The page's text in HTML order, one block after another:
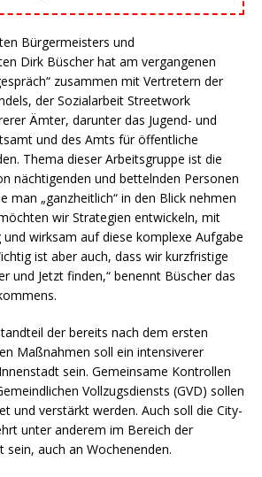
Bürgermeisters und
Dirk Büscher hat am vergangenen
zusammen mit Vertretern der
der Sozialarbeit Streetwork
Ämter, darunter das Jugend- und
und des Amts für öffentliche
Thema dieser Arbeitsgruppe ist die
nächtigenden und bettelnden Personen
man „ganzheitlich“ in den Blick nehmen
wir Strategien entwickeln, mit
wirksam auf diese komplexe Aufgabe
ist aber auch, dass wir kurzfristige
und Jetzt finden,“ benennt Büscher das
der bereits nach dem ersten
Maßnahmen soll ein intensiverer
sein. Gemeinsame Kontrollen
Vollzugsdiensts (GVD) sollen
und verstärkt werden. Auch soll die City-
unter anderem im Bereich der
auch an Wochenenden.